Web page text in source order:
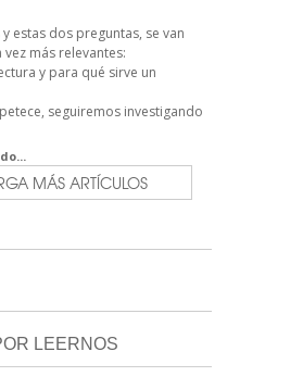
estas dos preguntas, se van
más relevantes:
y para qué sirve un
seguiremos investigando
MÁS ARTÍCULOS
LEERNOS